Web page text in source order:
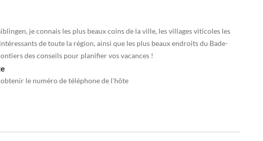
je connais les plus beaux coins de la ville, les villages viticoles les
de toute la région, ainsi que les plus beaux endroits du Bade-
des conseils pour planifier vos vacances !
le numéro de téléphone de l'hôte